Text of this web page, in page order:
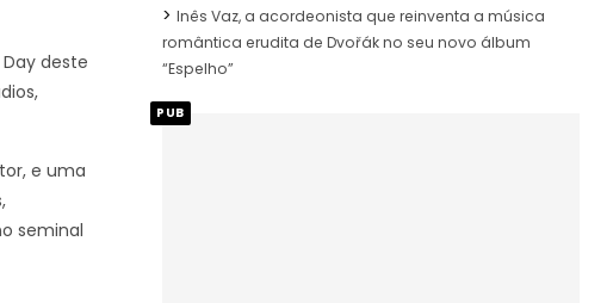
deste
e uma
seminal
Inês Vaz, a acordeonista que reinventa a música
romântica erudita de Dvořák no seu novo álbum
“Espelho”
PUB